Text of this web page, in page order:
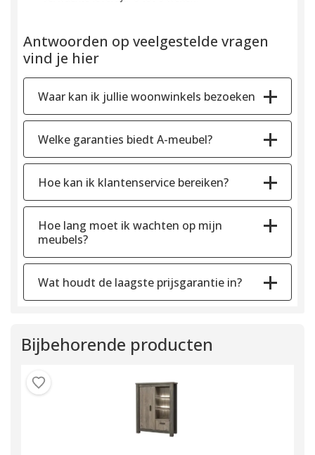
Antwoorden op veelgestelde vragen
vind je hier
Waar kan ik jullie woonwinkels bezoeken
Welke garanties biedt A-meubel?
Hoe kan ik klantenservice bereiken?
Hoe lang moet ik wachten op mijn
meubels?
Wat houdt de laagste prijsgarantie in?
Bijbehorende producten